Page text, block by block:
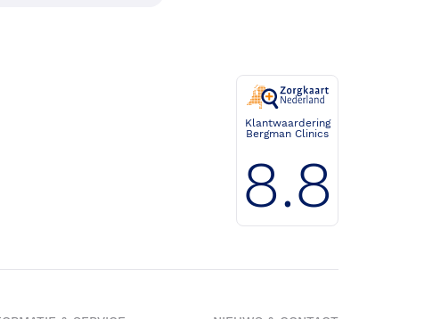
Klantwaardering
Bergman Clinics
8.8